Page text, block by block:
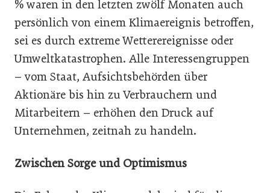
% waren in den letzten zwölf Monaten auch
persönlich von einem Klimaereignis betroffen,
sei es durch extreme Wetterereignisse oder
Umweltkatastrophen. Alle Interessengruppen
– vom Staat, Aufsichtsbehörden über
Aktionäre bis hin zu Verbrauchern und
Mitarbeitern – erhöhen den Druck auf
Unternehmen, zeitnah zu handeln.
Zwischen Sorge und Optimismus